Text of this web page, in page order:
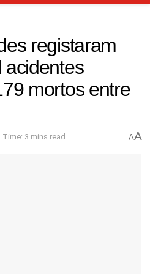
registaram
acidentes
mortos entre
Time: 3 mins read AA